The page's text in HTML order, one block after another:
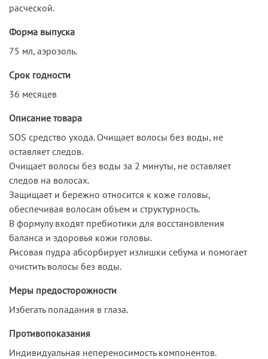
расческой.
Форма выпуска
75 мл, аэрозоль.
Срок годности
36 месяцев
Описание товара
SOS средство ухода. Очищает волосы без воды, не
оставляет следов.
Очищает волосы без воды за 2 минуты, не оставляет
следов на волосах.
Защищает и бережно относится к коже головы,
обеспечивая волосам объем и структурность.
В формулу входят пребиотики для восстановления
баланса и здоровья кожи головы.
Рисовая пудра абсорбирует излишки себума и помогает
очистить волосы без воды.
Меры предосторожности
Избегать попадания в глаза.
Противопоказания
Индивидуальная непереносимость компонентов.